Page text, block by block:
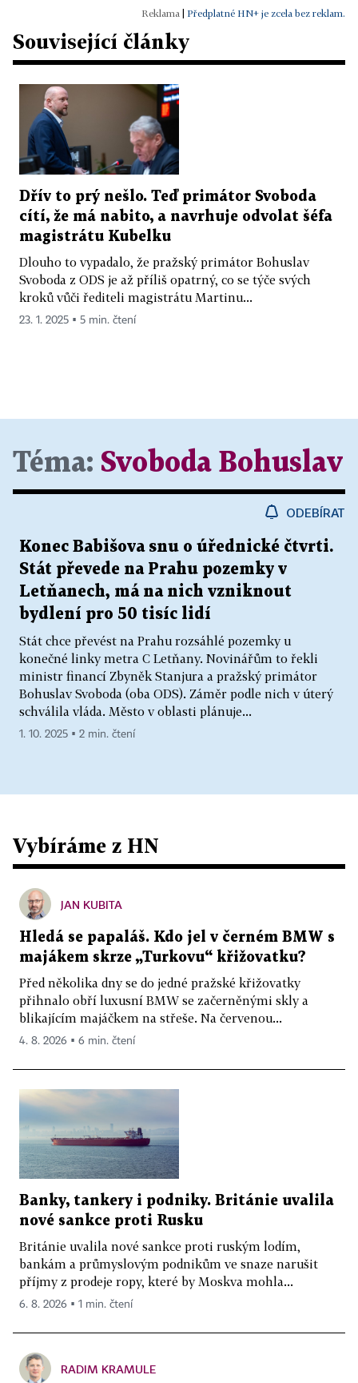
Předplatné HN+ je zcela bez reklam.
Související články
Dřív to prý nešlo. Teď primátor Svoboda
cítí, že má nabito, a navrhuje odvolat šéfa
magistrátu Kubelku
Dlouho to vypadalo, že pražský primátor Bohuslav
Svoboda z ODS je až příliš opatrný, co se týče svých
kroků vůči řediteli magistrátu Martinu...
23. 1. 2025 ▪ 5 min. čtení
Téma: Svoboda Bohuslav
ODEBÍRAT
Konec Babišova snu o úřednické čtvrti.
Stát převede na Prahu pozemky v
Letňanech, má na nich vzniknout
bydlení pro 50 tisíc lidí
Stát chce převést na Prahu rozsáhlé pozemky u
konečné linky metra C Letňany. Novinářům to řekli
ministr financí Zbyněk Stanjura a pražský primátor
Bohuslav Svoboda (oba ODS). Záměr podle nich v úterý
schválila vláda. Město v oblasti plánuje...
1. 10. 2025 ▪ 2 min. čtení
Vybíráme z HN
JAN KUBITA
Hledá se papaláš. Kdo jel v černém BMW s
majákem skrze „Turkovu“ křižovatku?
Před několika dny se do jedné pražské křižovatky
přihnalo obří luxusní BMW se začerněnými skly a
blikajícím majáčkem na střeše. Na červenou...
4. 8. 2026 ▪ 6 min. čtení
Banky, tankery i podniky. Británie uvalila
nové sankce proti Rusku
Británie uvalila nové sankce proti ruským lodím,
bankám a průmyslovým podnikům ve snaze narušit
příjmy z prodeje ropy, které by Moskva mohla...
6. 8. 2026 ▪ 1 min. čtení
RADIM KRAMULE